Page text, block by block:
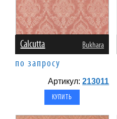
Calcutta Bukhara
по запросу
Артикул:213011